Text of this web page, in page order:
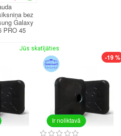
bez
Galaxy
PRO 45
Jūs skatījāties
Ir noliktavā
-19 %